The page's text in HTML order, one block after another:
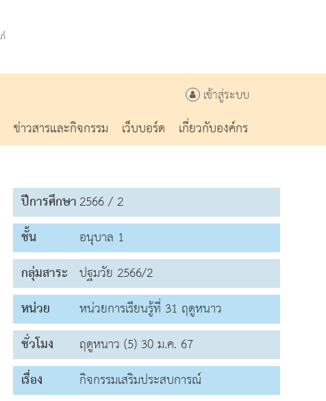
เข้าสู่ระบบ
ข่าวสารและกิจกรรม เว็บบอร์ด
เกี่ยวกับองค์กร
ปีการศึกษา2566 / 2
ชั้น
อนุบาล 1
กลุ่มสาระ ปฐมวัย 2566/2
หน่วย
หน่วยการเรียนรู้ที่ 31 ฤดูหนาว
ชั่วโมง
ฤดูหนาว (5) 30 ม.ค. 67
เรื่อง
กิจกรรมเสริมประสบการณ์